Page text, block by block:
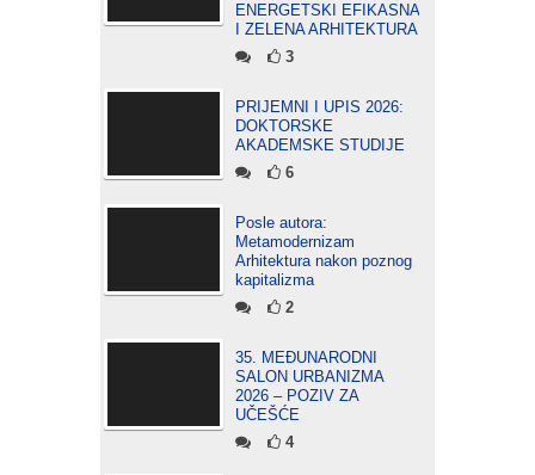
ENERGETSKI EFIKASNA
I ZELENA ARHITEKTURA
3
PRIJEMNI I UPIS 2026:
DOKTORSKE
AKADEMSKE STUDIJE
6
Posle autora:
Metamodernizam
Arhitektura nakon poznog
kapitalizma
2
35. MEĐUNARODNI
SALON URBANIZMA
2026 – POZIV ZA
UČEŠĆE
4